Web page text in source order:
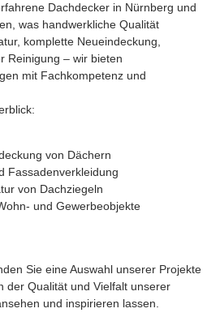
Dachdecker in Nürnberg und
was handwerkliche Qualität
komplette Neueindeckung,
Reinigung – wir bieten
mit Fachkompetenz und
von Dächern
Fassadenverkleidung
von Dachziegeln
und Gewerbeobjekte
Sie eine Auswahl unserer Projekte
der Qualität und Vielfalt unserer
und inspirieren lassen.